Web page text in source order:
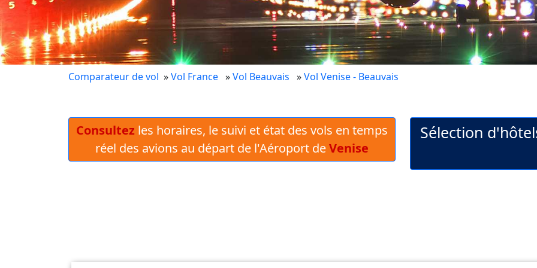
Comparateur de vol »Vol France »Vol Beauvais »Vol Venise - Beauvais
Consultez les horaires, le suivi et état des vols en temps
réel des avions au départ de l'Aéroport deVenise
Sélection